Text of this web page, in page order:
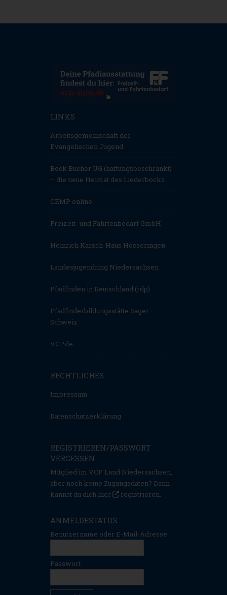
LINKS
Arbeitsgemeinschaft der
Evangelischen Jugend
Bock Bücher UG (haftungsbeschränkt)
– die neue Heimat des Liederbocks
CEMP online
Freizeit- und Fahrtenbedarf GmbH
Heinrich Karsch-Haus Hösseringen
Landesjugendring Niedersachsen
Pfadfinden in Deutschland (rdp)
Pfadfinderbildungsstätte Sager
Schweiz
VCP.de
RECHTLICHES
Impressum
Datenschutzerklärung
REGISTRIEREN/PASSWORT
VERGESSEN
Mitglied im VCP Land Niedersachsen,
aber noch keine Zugangsdaten? Dann
kannst du dich hier
registrieren
ANMELDESTATUS
Benutzername oder E-Mail-Adresse
Passwort